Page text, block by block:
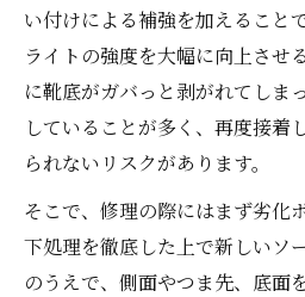
い付けによる補強を加えること
ライトの強度を大幅に向上させ
に靴底がガバっと剥がれてしま
していることが多く、再度接着
られないリスクがあります。
そこで、修理の際にはまず劣化
下処理を徹底した上で新しいソ
のうえで、側面やつま先、底面